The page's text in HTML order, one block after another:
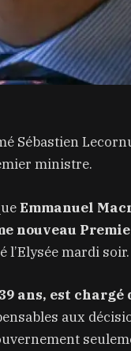
Sébastien
ministre.
Emmanuel
nouveau
l’Elysée mardi soir.
39 ans, est
aux